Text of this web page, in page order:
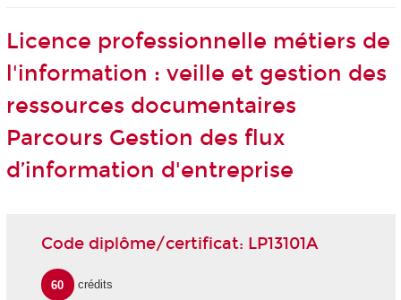
Licence professionnelle métiers de
l'information : veille et gestion des
ressources documentaires
Parcours Gestion des flux
d’information d'entreprise
Code diplôme/certificat: LP13101A
60 crédits